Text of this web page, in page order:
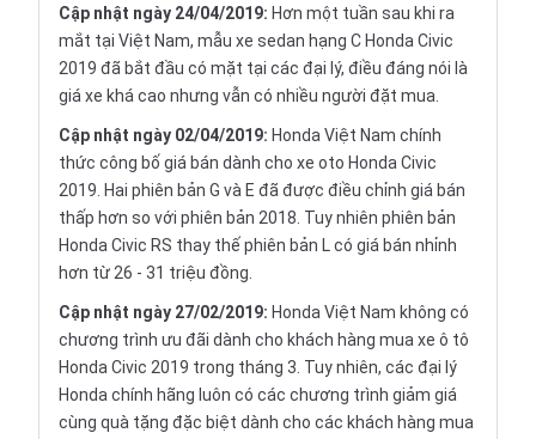
Cập nhật ngày 24/04/2019: Hơn một tuần sau khi ra
mắt tại Việt Nam, mẫu xe sedan hạng C Honda Civic
2019 đã bắt đầu có mặt tại các đại lý, điều đáng nói là
giá xe khá cao nhưng vẫn có nhiều người đặt mua.
Cập nhật ngày 02/04/2019: Honda Việt Nam chính
thức công bố giá bán dành cho xe oto Honda Civic
2019. Hai phiên bản G và E đã được điều chỉnh giá bán
thấp hơn so với phiên bản 2018. Tuy nhiên phiên bản
Honda Civic RS thay thế phiên bản L có giá bán nhỉnh
hơn từ 26 - 31 triệu đồng.
Cập nhật ngày 27/02/2019: Honda Việt Nam không có
chương trình ưu đãi dành cho khách hàng mua xe ô tô
Honda Civic 2019 trong tháng 3. Tuy nhiên, các đại lý
Honda chính hãng luôn có các chương trình giảm giá
cùng quà tặng đặc biệt dành cho các khách hàng mua